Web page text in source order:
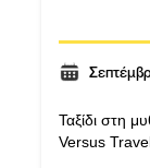
Ταξίδι στη
Versus